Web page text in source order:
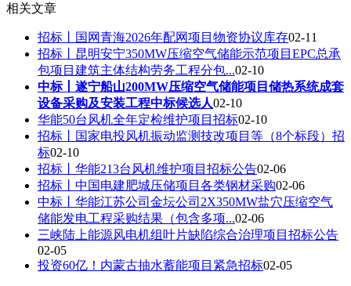
相关文章
招标丨国网青海2026年配网项目物资协议库存02-11
招标丨昆明安宁350MW压缩空气储能示范项目EPC总承
包项目建筑主体结构劳务工程分包...02-10
中标丨遂宁船山200MW压缩空气储能项目储热系统成套
设备采购及安装工程中标候选人02-10
华能50台风机全年定检维护项目招标02-10
招标丨国家电投风机振动监测技改项目等（8个标段）招
标02-10
招标丨华能213台风机维护项目招标公告02-06
招标丨中国电建肥城压储项目各类钢材采购02-06
中标丨华能江苏公司金坛公司2X350MW盐穴压缩空气
储能发电工程采购结果（包含多项...02-06
三峡陆上能源风电机组叶片缺陷综合治理项目招标公告
02-05
投资60亿！内蒙古抽水蓄能项目紧急招标02-05